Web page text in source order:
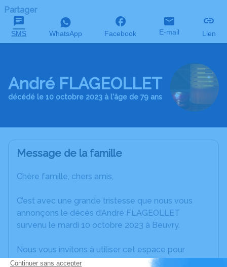
Partager
SMS WhatsApp Facebook E-mail Lien
André FLAGEOLLET
décédé le 10 octobre 2023 à l'âge de 79 ans
Message de la famille
Chère famille, chers amis,
C’est avec une grande tristesse que nous vous
annonçons le décès d’André FLAGEOLLET
survenu le mardi 10 octobre 2023 à Beuvry.
Nous vous invitons à utiliser cet espace pour
laisser vos condoléances, partager des photos